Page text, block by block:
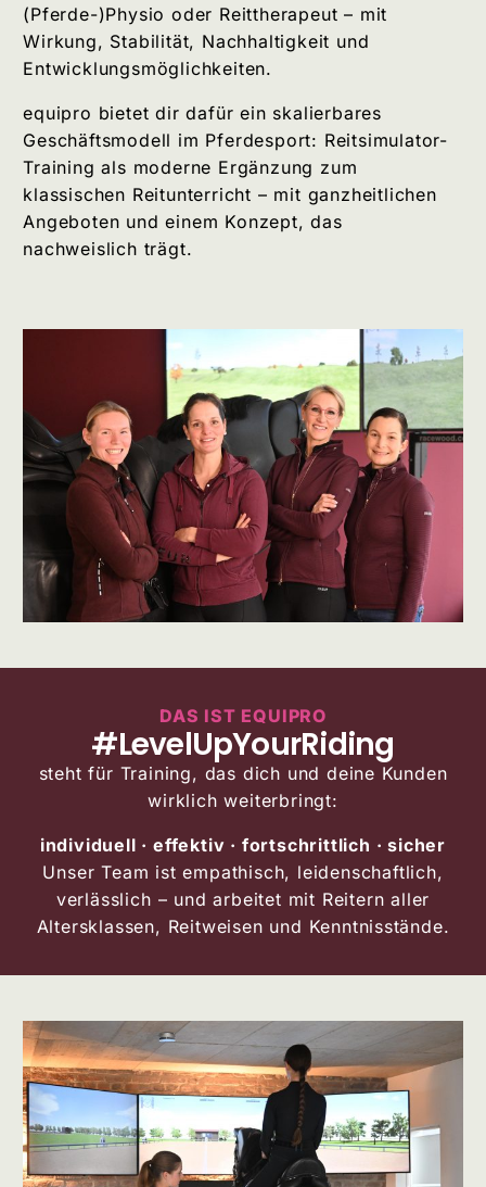
(Pferde-)Physio oder Reittherapeut – mit
Wirkung, Stabilität, Nachhaltigkeit und
Entwicklungsmöglichkeiten.
equipro bietet dir dafür ein skalierbares
Geschäftsmodell im Pferdesport: Reitsimulator-
Training als moderne Ergänzung zum
klassischen Reitunterricht – mit ganzheitlichen
Angeboten und einem Konzept, das
nachweislich trägt.
DAS IST EQUIPRO
#LevelUpYourRiding
steht für Training, das dich und deine Kunden
wirklich weiterbringt:
individuell · effektiv · fortschrittlich · sicher
Unser Team ist empathisch, leidenschaftlich,
verlässlich – und arbeitet mit Reitern aller
Altersklassen, Reitweisen und Kenntnisstände.